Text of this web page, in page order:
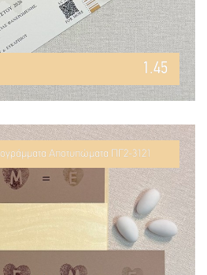
1.45
Αποτυπώματα ΠΓ2-3121